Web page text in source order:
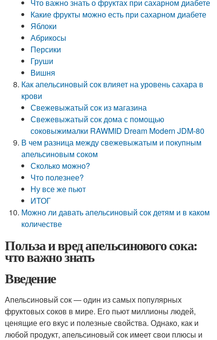
Что важно знать о фруктах при сахарном диабете
Какие фрукты можно есть при сахарном диабете
Яблоки
Абрикосы
Персики
Груши
Вишня
Как апельсиновый сок влияет на уровень сахара в
крови
Свежевыжатый сок из магазина
Свежевыжатый сок дома с помощью
соковыжималки RAWMID Dream Modern JDM-80
В чем разница между свежевыжатым и покупным
апельсиновым соком
Сколько можно?
Что полезнее?
Ну все же пьют
ИТОГ
Можно ли давать апельсиновый сок детям и в каком
количестве
Польза и вред апельсинового сока:
что важно знать
Введение
Апельсиновый сок — один из самых популярных
фруктовых соков в мире. Его пьют миллионы людей,
ценящие его вкус и полезные свойства. Однако, как и
любой продукт, апельсиновый сок имеет свои плюсы и